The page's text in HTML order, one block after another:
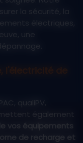
la sécurité, la
électriques,
une
l'électricité de
qualiPV,
également
vos équipements
de recharge et